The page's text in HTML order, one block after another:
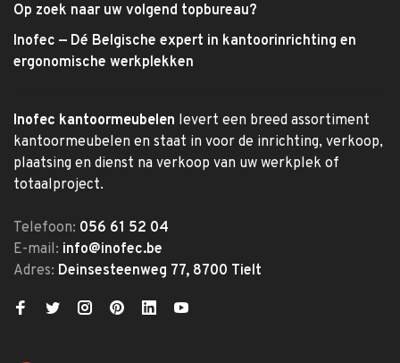
Op zoek naar uw volgend topbureau?
Inofec — Dé Belgische expert in kantoorinrichting en
ergonomische werkplekken
Inofec kantoormeubelen levert een breed assortiment
kantoormeubelen en staat in voor de inrichting, verkoop,
plaatsing en dienst na verkoop van uw werkplek of
totaalproject.
Telefoon: 056 61 52 04
E-mail: info@inofec.be
Adres: Deinsesteenweg 77, 8700 Tielt